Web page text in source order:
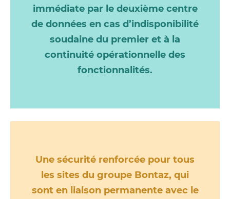
immédiate par le deuxième centre
de données en cas d’indisponibilité
soudaine du premier et à la
continuité opérationnelle des
fonctionnalités.
Une sécurité renforcée pour tous
les sites du groupe Bontaz, qui
sont en liaison permanente avec le